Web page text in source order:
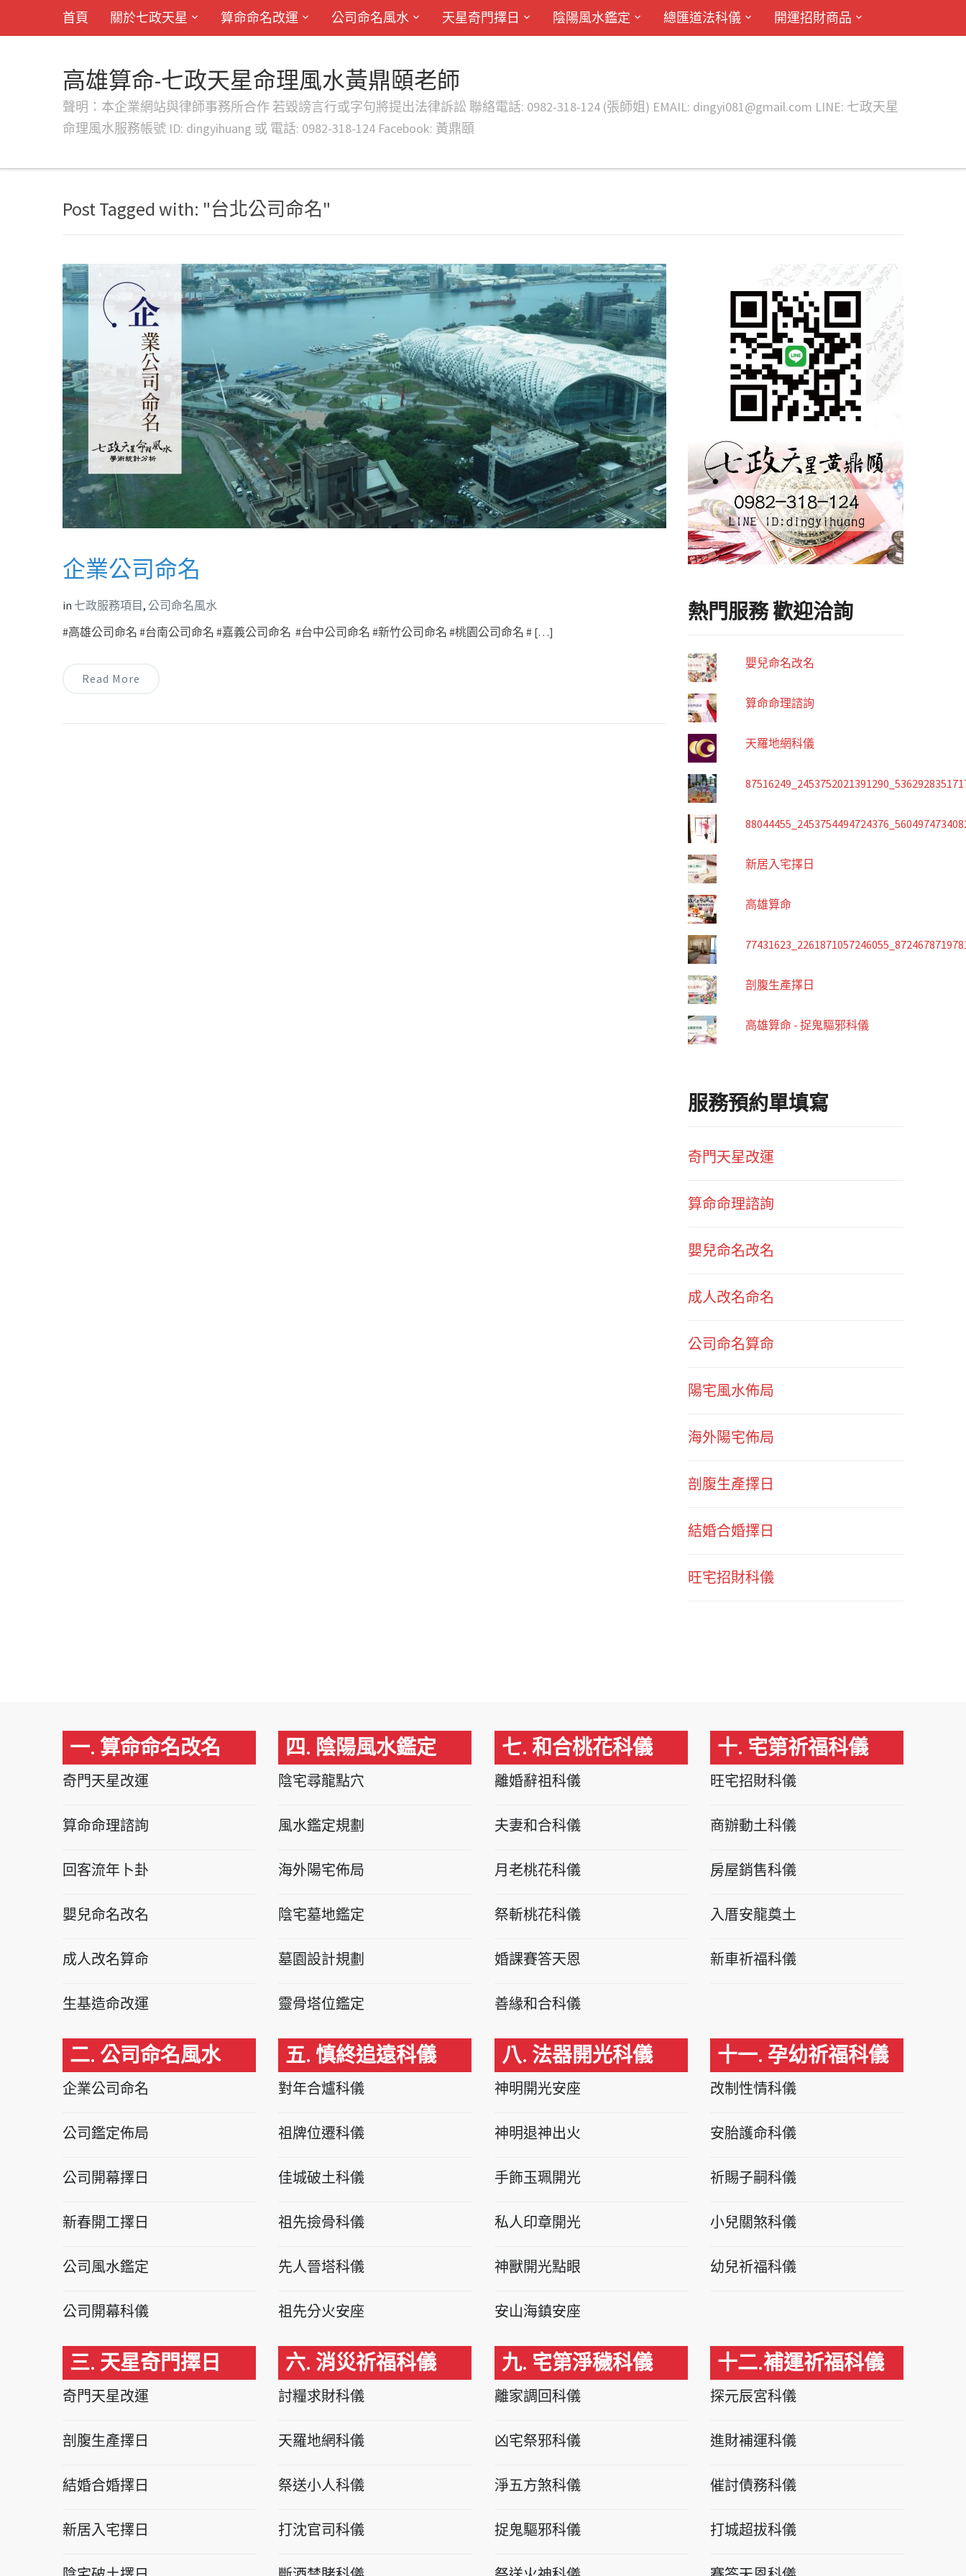
首頁 關於七政天星 算命命名改運 公司命名風水 天星奇門擇日 陰陽風水鑑定 總匯道法科儀 開運招財商品
高雄算命-七政天星命理風水黃鼎頤老師
聲明：本企業網站與律師事務所合作 若毀謗言行或字句將提出法律訴訟 聯絡電話: 0982-318-124 (張師姐) EMAIL: dingyi081@gmail.com LINE: 七政天星
命理風水服務帳號 ID: dingyihuang 或 電話: 0982-318-124 Facebook: 黃鼎頤
Post Tagged with: "台北公司命名"
企業公司命名
in 七政服務項目 , 公司命名風水
#高雄公司命名 #台南公司命名 #嘉義公司命名 #台中公司命名 #新竹公司命名 #桃園公司命名 # […]
Read More
熱門服務 歡迎洽詢
嬰兒命名改名
算命命理諮詢
天羅地網科儀
新居入宅擇日
高雄算命
剖腹生產擇日
高雄算命 - 捉鬼驅邪科儀
服務預約單填寫
奇門天星改運
算命命理諮詢
嬰兒命名改名
成人改名命名
公司命名算命
陽宅風水佈局
海外陽宅佈局
剖腹生產擇日
結婚合婚擇日
旺宅招財科儀
一. 算命命名改名
奇門天星改運
算命命理諮詢
回客流年卜卦
嬰兒命名改名
成人改名算命
生基造命改運
二. 公司命名風水
企業公司命名
公司鑑定佈局
公司開幕擇日
新春開工擇日
公司風水鑑定
公司開幕科儀
三. 天星奇門擇日
奇門天星改運
剖腹生產擇日
結婚合婚擇日
新居入宅擇日
四. 陰陽風水鑑定
陰宅尋龍點穴
風水鑑定規劃
海外陽宅佈局
陰宅墓地鑑定
墓園設計規劃
靈骨塔位鑑定
五. 慎終追遠科儀
對年合爐科儀
祖牌位遷科儀
佳城破土科儀
祖先撿骨科儀
先人晉塔科儀
祖先分火安座
六. 消災祈福科儀
討糧求財科儀
天羅地網科儀
祭送小人科儀
打沈官司科儀
七. 和合桃花科儀
離婚辭祖科儀
夫妻和合科儀
月老桃花科儀
祭斬桃花科儀
婚課賽答天恩
善緣和合科儀
八. 法器開光科儀
神明開光安座
神明退神出火
手飾玉珮開光
私人印章開光
神獸開光點眼
安山海鎮安座
九. 宅第淨穢科儀
離家調回科儀
凶宅祭邪科儀
淨五方煞科儀
捉鬼驅邪科儀
十. 宅第祈福科儀
旺宅招財科儀
商辦動土科儀
房屋銷售科儀
入厝安龍奠土
新車祈福科儀
十一. 孕幼祈福科儀
改制性情科儀
安胎護命科儀
祈賜子嗣科儀
小兒關煞科儀
幼兒祈福科儀
十二.補運祈福科儀
探元辰宮科儀
進財補運科儀
催討債務科儀
打城超拔科儀